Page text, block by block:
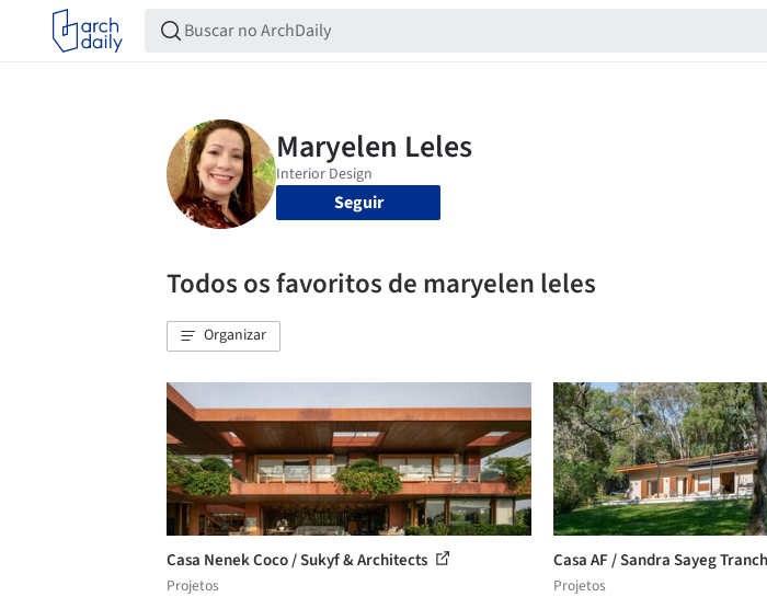
Seguir
Todos os favoritos de maryelen leles
Organizar
Casa Nenek Coco / Sukyf & Architects
Projetos
Casa AF / Sandra Sayeg
Projetos